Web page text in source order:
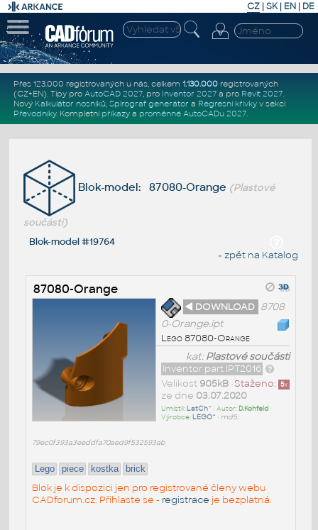
CZ | SK| EN | DE
Přes 123.000 registrovaných u nás, celkem 1.130.000registrovaných
(CZ+EN). Tipy pro AutoCAD 2027, pro Inventor 2027a pro Revit 2027.
Nový Kalkulátor nosníků, Spirograf generátor a Regresní křivkyv sekci
Převodníky. Kompletní příkazya proměnné AutoCADu 2027.
Blok-model: 87080-Orange (Plastové
součásti)
Blok-model #19764
« zpět na Katalog
87080-Orange
◄ DOWNLOAD 8708
0-Orange.ipt
Lego 87080-Orange
kat:Plastové součásti
Inventor part IPT2016
Staženo: 5x
Velikost 905kB•
ze dne 03.07.2020
Umístil: LatCh^ • Autor: D.Kohfeld•
Výrobce: LEGO^ • md5:
79ec0f393a3eeddfa70aed9f532593ab
Lego piece kostka brick
Blok je k dispozici jen pro registrované členy webu
CADforum.cz. Přihlaste se - registrace je bezplatná.